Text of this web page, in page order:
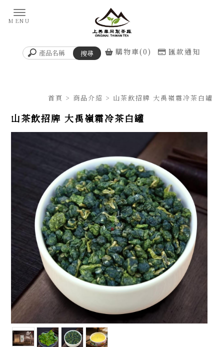
購物車(0) 匯款通知
首頁 > 商品介紹 > 山茶飲招牌 大禹嶺霜冷茶白罐
山茶飲招牌 大禹嶺霜冷茶白罐